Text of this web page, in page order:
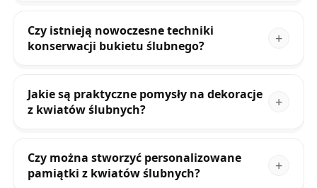
Czy istnieją nowoczesne techniki
konserwacji bukietu ślubnego?
Jakie są praktyczne pomysły na dekoracje
z kwiatów ślubnych?
Czy można stworzyć personalizowane
pamiątki z kwiatów ślubnych?